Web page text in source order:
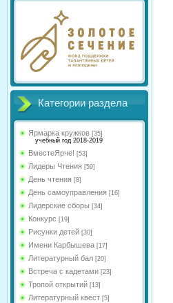
Категории раздела
Ярмарка кружков [35]
учебный год 2018-2019
ВместеЯрче! [53]
Лидеры Чтения [59]
День чтения [8]
День самоуправления [16]
Лидерские сборы [34]
Конкурс [19]
Рисунки детей [30]
Имени Карбышева [17]
Литературный бал [20]
Встреча с кадетами [23]
Тропой открытий [13]
Литературный квест [5]